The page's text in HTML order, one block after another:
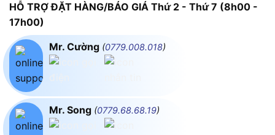
HỖ TRỢ ĐẶT HÀNG/BÁO GIÁ Thứ 2 - Thứ 7 (8h00 -
17h00)
Mr. Cường (0779.008.018)
Mr. Song (0779.68.68.19)